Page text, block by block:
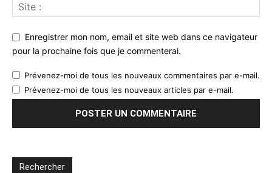
Enregistrer mon nom, email et site web dans ce navigateur
pour la prochaine fois que je commenterai.
Prévenez-moi de tous les nouveaux commentaires par e-mail.
Prévenez-moi de tous les nouveaux articles par e-mail.
Rechercher